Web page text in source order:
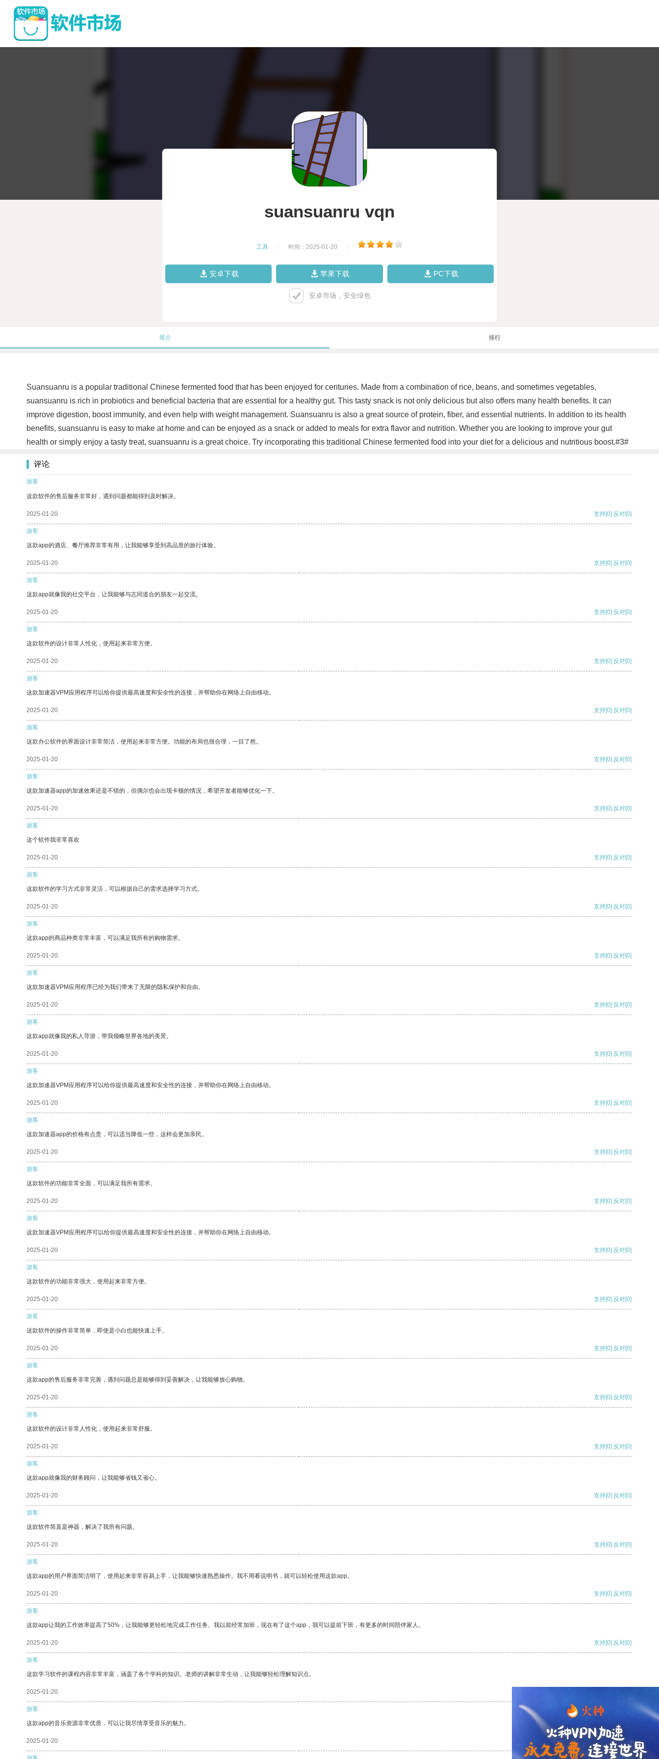
suansuanru vqn
工具 时间：2025-01-20
安卓下载 苹果下载 PC下载
安卓市场，安全绿色
简介 排行
Suansuanru is a popular traditional Chinese fermented food that has been enjoyed for centuries. Made from a combination of rice, beans, and sometimes vegetables,
suansuanru is rich in probiotics and beneficial bacteria that are essential for a healthy gut. This tasty snack is not only delicious but also offers many health benefits. It can
improve digestion, boost immunity, and even help with weight management. Suansuanru is also a great source of protein, fiber, and essential nutrients. In addition to its health
benefits, suansuanru is easy to make at home and can be enjoyed as a snack or added to meals for extra flavor and nutrition. Whether you are looking to improve your gut
health or simply enjoy a tasty treat, suansuanru is a great choice. Try incorporating this traditional Chinese fermented food into your diet for a delicious and nutritious boost.#3#
评论
游客
这款软件的售后服务非常好，遇到问题都能得到及时解决。
2025-01-20 支持[0] 反对[0]
游客
这款app的酒店、餐厅推荐非常有用，让我能够享受到高品质的旅行体验。
2025-01-20 支持[0] 反对[0]
游客
这款app就像我的社交平台，让我能够与志同道合的朋友一起交流。
2025-01-20 支持[0] 反对[0]
游客
这款软件的设计非常人性化，使用起来非常方便。
2025-01-20 支持[0] 反对[0]
游客
这款加速器VPM应用程序可以给你提供最高速度和安全性的连接，并帮助你在网络上自由移动。
2025-01-20 支持[0] 反对[0]
游客
这款办公软件的界面设计非常简洁，使用起来非常方便。功能的布局也很合理，一目了然。
2025-01-20 支持[0] 反对[0]
游客
这款加速器app的加速效果还是不错的，但偶尔也会出现卡顿的情况，希望开发者能够优化一下。
2025-01-20 支持[0] 反对[0]
游客
这个软件我非常喜欢
2025-01-20 支持[0] 反对[0]
游客
这款软件的学习方式非常灵活，可以根据自己的需求选择学习方式。
2025-01-20 支持[0] 反对[0]
游客
这款app的商品种类非常丰富，可以满足我所有的购物需求。
2025-01-20 支持[0] 反对[0]
游客
这款加速器VPM应用程序已经为我们带来了无限的隐私保护和自由。
2025-01-20 支持[0] 反对[0]
游客
这款app就像我的私人导游，带我领略世界各地的美景。
2025-01-20 支持[0] 反对[0]
游客
这款加速器VPM应用程序可以给你提供最高速度和安全性的连接，并帮助你在网络上自由移动。
2025-01-20 支持[0] 反对[0]
游客
这款加速器app的价格有点贵，可以适当降低一些，这样会更加亲民。
2025-01-20 支持[0] 反对[0]
游客
这款软件的功能非常全面，可以满足我所有需求。
2025-01-20 支持[0] 反对[0]
游客
这款加速器VPM应用程序可以给你提供最高速度和安全性的连接，并帮助你在网络上自由移动。
2025-01-20 支持[0] 反对[0]
游客
这款软件的功能非常强大，使用起来非常方便。
2025-01-20 支持[0] 反对[0]
游客
这款软件的操作非常简单，即使是小白也能快速上手。
2025-01-20 支持[0] 反对[0]
游客
这款app的售后服务非常完善，遇到问题总是能够得到妥善解决，让我能够放心购物。
2025-01-20 支持[0] 反对[0]
游客
这款软件的设计非常人性化，使用起来非常舒服。
2025-01-20 支持[0] 反对[0]
游客
这款app就像我的财务顾问，让我能够省钱又省心。
2025-01-20 支持[0] 反对[0]
游客
这款软件简直是神器，解决了我所有问题。
2025-01-20 支持[0] 反对[0]
游客
这款app的用户界面简洁明了，使用起来非常容易上手，让我能够快速熟悉操作。我不用看说明书，就可以轻松使用这款app。
2025-01-20 支持[0] 反对[0]
游客
这款app让我的工作效率提高了50%，让我能够更轻松地完成工作任务。我以前经常加班，现在有了这个app，我可以提前下班，有更多的时间陪伴家人。
2025-01-20 支持[0] 反对[0]
游客
这款学习软件的课程内容非常丰富，涵盖了各个学科的知识。老师的讲解非常生动，让我能够轻松理解知识点。
2025-01-20
游客
这款app的音乐资源非常优质，可以让我尽情享受音乐的魅力。
2025-01-20 支持 [0] 反对 [0]